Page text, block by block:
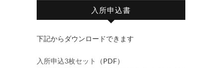
入所申込書
下記からダウンロードできます
入所申込3枚セット
（PDF）